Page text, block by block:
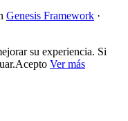
Genesis Framework ·
su experiencia. Si
Acepto Ver más